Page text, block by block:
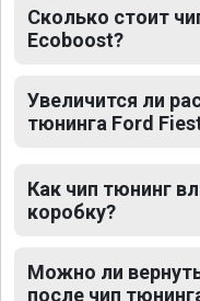
Сколько стоит
Ecoboost?
Увеличится ли
тюнинга Ford
Как чип тюнинг
коробку?
Можно ли
после чип